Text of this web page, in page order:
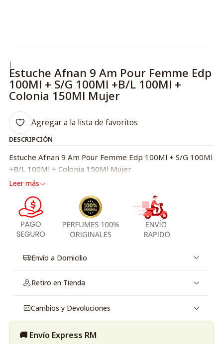
|
Estuche Afnan 9 Am Pour Femme Edp
100Ml + S/G 100Ml +B/L 100Ml +
Colonia 150Ml Mujer
Agregar a la lista de favoritos
DESCRIPCIÓN
Estuche Afnan 9 Am Pour Femme Edp 100Ml + S/G 100Ml
+B/L 100Ml + Colonia 150Ml Mujer
Leer más
Envío a Domicilio
Retiro en Tienda
Cambios y Devoluciones
🚚 Envío Express RM